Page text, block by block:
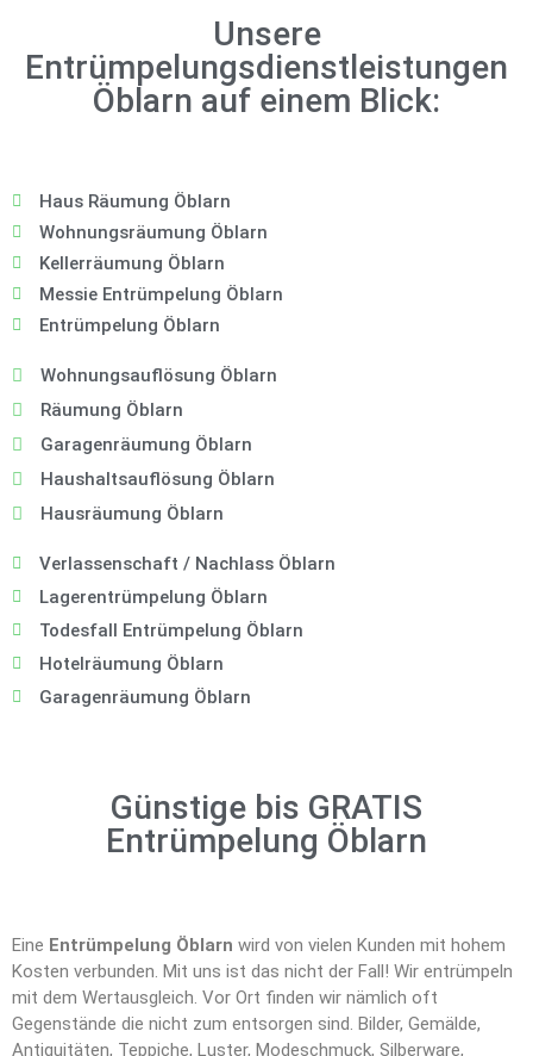
Unsere
Entrümpelungsdienstleistungen
Öblarn auf einem Blick:
Haus Räumung Öblarn
Wohnungsräumung Öblarn
Kellerräumung Öblarn
Messie Entrümpelung Öblarn
Entrümpelung Öblarn
Wohnungsauflösung Öblarn
Räumung Öblarn
Garagenräumung Öblarn
Haushaltsauflösung Öblarn
Hausräumung Öblarn
Verlassenschaft / Nachlass Öblarn
Lagerentrümpelung Öblarn
Todesfall Entrümpelung Öblarn
Hotelräumung Öblarn
Garagenräumung Öblarn
Günstige bis GRATIS
Entrümpelung Öblarn
Eine Entrümpelung Öblarn wird von vielen Kunden mit hohem
Kosten verbunden. Mit uns ist das nicht der Fall! Wir entrümpeln
mit dem Wertausgleich. Vor Ort finden wir nämlich oft
Gegenstände die nicht zum entsorgen sind. Bilder, Gemälde,
Antiquitäten, Teppiche, Luster, Modeschmuck, Silberware,